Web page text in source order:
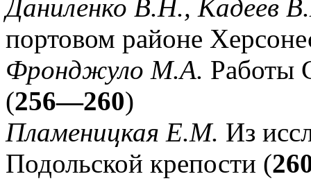
Даниленко В.Н., Кадеев
портовом районе
Фронджуло М.А. Работы
(256—260)
Пламеницкая Е.М. Из
Подольской крепости (